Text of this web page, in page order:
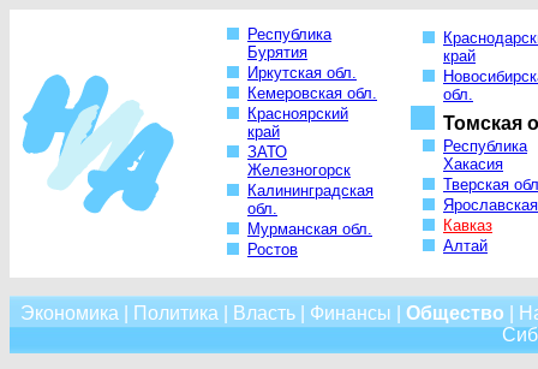
Республика
Бурятия
Иркутская обл.
Кемеровская обл.
Красноярский
край
ЗАТО
Железногорск
Калининградская
обл.
Мурманская обл.
Ростов
край
обл.
Томская
Республика
Хакасия
Тверская
Кавказ
Алтай
Экономика Политика Власть| Финансы Общество